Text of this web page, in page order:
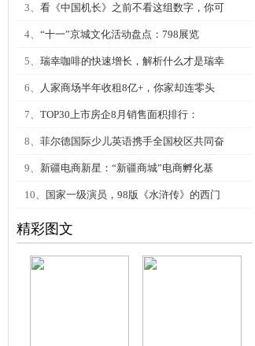
3、 看《中国机长》之前不看这组数字，你可
4、 “十一”京城文化活动盘点：798展览
5、 瑞幸咖啡的快速增长，解析什么才是瑞幸
6、 人家商场半年收租8亿+，你家却连零头
7、 TOP30上市房企8月销售面积排行：
8、 菲尔德国际少儿英语携手全国校区共同奋
9、 新疆电商新星：“新疆商城”电商孵化基
10、 国家一级演员，98版《水浒传》的西门
精彩图文